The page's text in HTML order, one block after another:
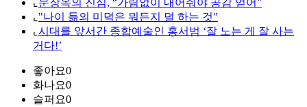
⌞ 문장옥의 진심, “가림없이 내어줘야 공감 얻어”
⌞ "나이 듦의 미덕은 뭐든지 덜 하는 것"
⌞ 시대를 앞서간 종합예술인 홍서범 ‘잘 노는 게 잘 사는
거다!’
좋아요0
화나요0
슬퍼요0